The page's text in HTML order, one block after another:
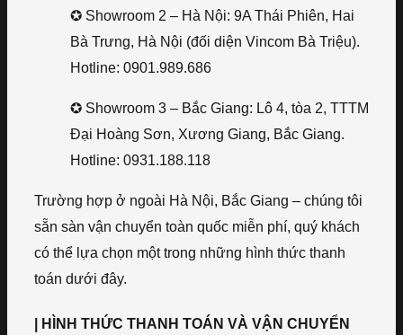
✪ Showroom 2 – Hà Nội: 9A Thái Phiên, Hai
Bà Trưng, Hà Nội (đối diện Vincom Bà Triệu).
Hotline: 0901.989.686
✪ Showroom 3 – Bắc Giang: Lô 4, tòa 2, TTTM
Đại Hoàng Sơn, Xương Giang, Bắc Giang.
Hotline: 0931.188.118
Trường hợp ở ngoài Hà Nội, Bắc Giang – chúng tôi
sẵn sàn vận chuyển toàn quốc miễn phí, quý khách
có thể lựa chọn một trong những hình thức thanh
toán dưới đây.
| HÌNH THỨC THANH TOÁN VÀ VẬN CHUYỂN